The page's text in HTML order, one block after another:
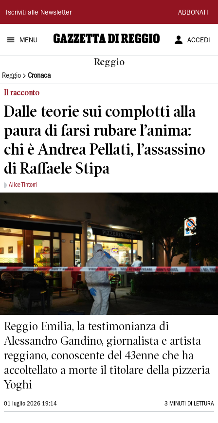
Gazzetta
di
Reggio
Iscriviti alle Newsletter ABBONATI
MENU ACCEDI
Reggio
Reggio Cronaca
Il racconto
Dalle teorie sui complotti alla
paura di farsi rubare l’anima:
chi è Andrea Pellati, l’assassino
di Raffaele Stipa
Alice Tintorri
Reggio Emilia, la testimonianza di
Alessandro Gandino, giornalista e artista
reggiano, conoscente del 43enne che ha
accoltellato a morte il titolare della pizzeria
Yoghi
01 luglio 2026 19:14 3 MINUTI DI LETTURA